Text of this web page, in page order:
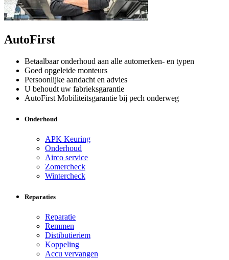
AutoFirst
Betaalbaar onderhoud aan alle automerken- en typen
Goed opgeleide monteurs
Persoonlijke aandacht en advies
U behoudt uw fabrieksgarantie
AutoFirst Mobiliteitsgarantie bij pech onderweg
Onderhoud
APK Keuring
Onderhoud
Airco service
Zomercheck
Wintercheck
Reparaties
Reparatie
Remmen
Distibutieriem
Koppeling
Accu vervangen